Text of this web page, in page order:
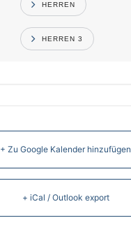
HERREN
HERREN 3
+ Zu Google Kalender hinzufügen
+ iCal / Outlook export